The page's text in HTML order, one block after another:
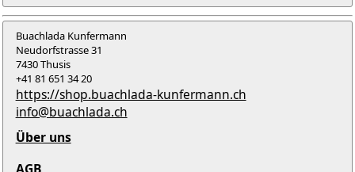
Buachlada Kunfermann
Neudorfstrasse 31
7430 Thusis
+41 81 651 34 20
https://shop.buachlada-kunfermann.ch
info@buachlada.ch
Über uns